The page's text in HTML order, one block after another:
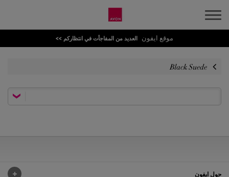
موقع ايفون العديد من المفاجأت في انتظاركم >>
حول ايفون